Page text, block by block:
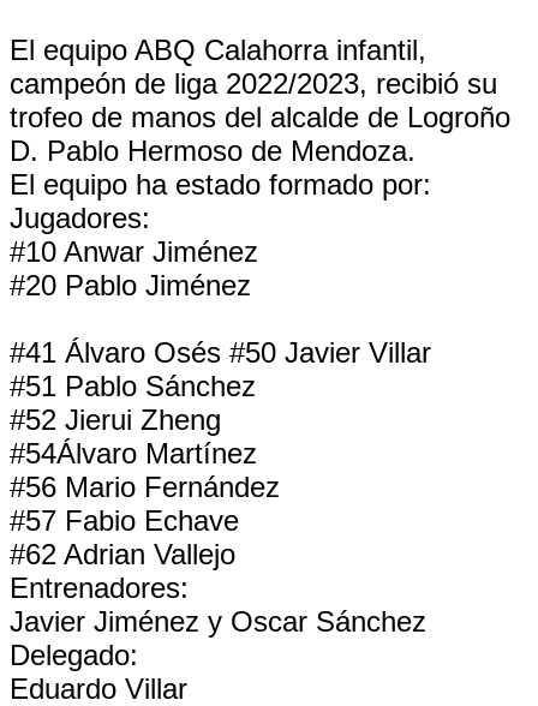
El equipo ABQ Calahorra infantil,
campeón de liga 2022/2023, recibió su
trofeo de manos del alcalde de Logroño
D. Pablo Hermoso de Mendoza.
El equipo ha estado formado por:
Jugadores:
#10 Anwar Jiménez
#20 Pablo Jiménez
#41 Álvaro Osés #50 Javier Villar
#51 Pablo Sánchez
#52 Jierui Zheng
#54Álvaro Martínez
#56 Mario Fernández
#57 Fabio Echave
#62 Adrian Vallejo
Entrenadores:
Javier Jiménez y Oscar Sánchez
Delegado:
Eduardo Villar